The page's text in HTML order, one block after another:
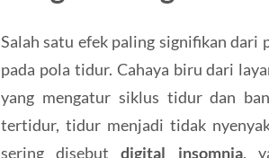
Salah satu efek paling signifikan dari
pada pola tidur. Cahaya biru dari
yang mengatur siklus tidur dan
tertidur, tidur menjadi tidak
sering disebutdigital insomnia,